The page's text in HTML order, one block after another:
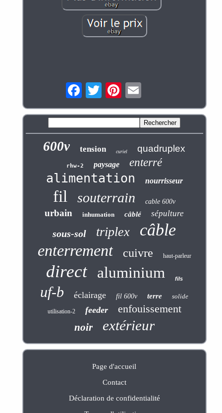
600v tension curiel quadruplex
rhw-2 paysage enterré
alimentation nourrisseur
fil souterrain cable 600v
urbain inhumation câblé sépulture
sous-sol triplex câble
enterrement cuivre haut-parleur
direct aluminium fils
uf-b éclairage fil 600v terre solide
utilisation-2 feeder enfouissement
noir extérieur
Page d'accueil
Contact
Déclaration de confidentialité